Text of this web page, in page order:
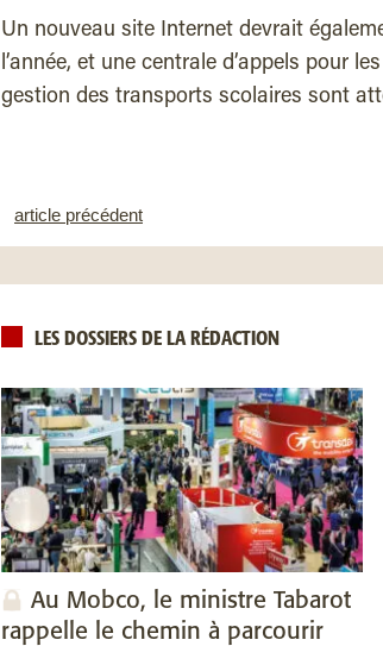
Un nouveau site Internet devrait
l’année, et une centrale d’appels pour
gestion des transports scolaires sont
article précédent
LES DOSSIERS DE LA RÉDACTION
Au Mobco, le ministre Tabarot
rappelle le chemin à parcourir